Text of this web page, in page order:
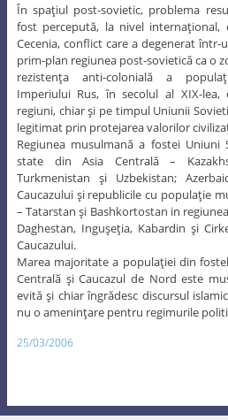
În spaţiul post-sovietic, problema
fost percepută, la nivel
Cecenia, conflict care a degenerat într-
prim-plan regiunea post-sovietică ca o
rezistenţa anti-colonială a
Imperiului Rus, în secolul al XIX-
regiuni, chiar şi pe timpul Uniunii
legitimat prin protejarea valorilor
Regiunea musulmană a fostei Uniuni
state din Asia Centrală –
Turkmenistan şi Uzbekistan;
Caucazului şi republicile cu populaţie
– Tatarstan şi Bashkortostan in
Daghestan, Inguşeţia, Kabardin şi
Caucazului.
Marea majoritate a populaţiei din
Centrală şi Caucazul de Nord este
evită şi chiar îngrădesc discursul
nu o ameninţare pentru regimurile
25/03/2006